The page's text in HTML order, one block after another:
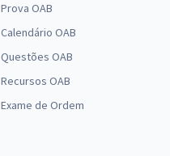
Prova OAB
Calendário OAB
Questões OAB
Recursos OAB
Exame de Ordem